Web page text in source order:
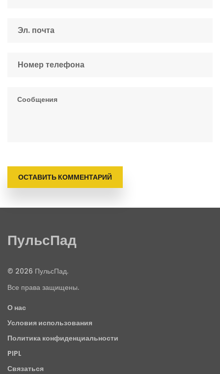
ОСТАВИТЬ КОММЕНТАРИЙ
ПульсПад
© 2026 ПульсПад.
Все права защищены.
О нас
Условия использования
Политика конфиденциальности
PIPL
Связаться